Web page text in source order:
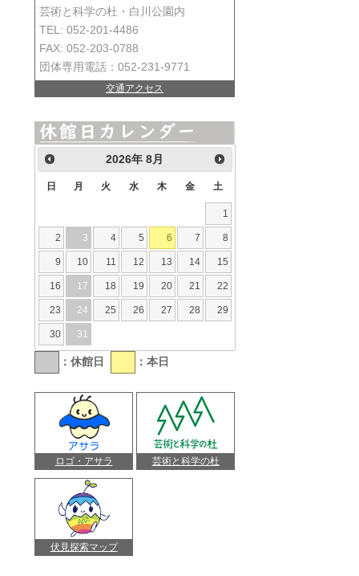
芸術と科学の杜・白川公園内
TEL: 052-201-4486
FAX: 052-203-0788
団体専用電話：052-231-9771
交通アクセス
2026年8月
日 月 火 水 木 金 土
1
2 3 4 5 6 7 8
9 10 11 12 13 14 15
16 17 18 19 20 21 22
23 24 25 26 27 28 29
30 31
：休館日 ：本日
ロゴ・アサラ 芸術と科学の杜
伏見探索マップ